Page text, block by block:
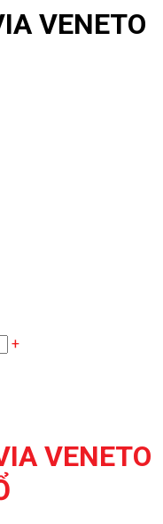
VENETO
+
VENETO